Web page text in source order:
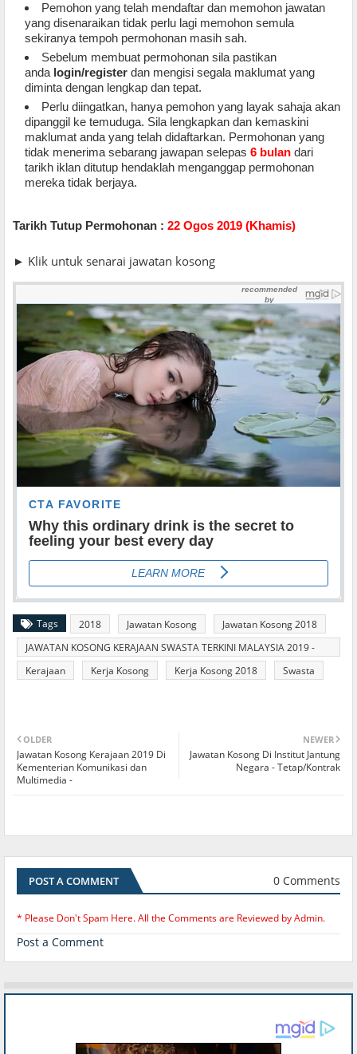
Pemohon yang telah mendaftar dan memohon jawatan
yang disenaraikan tidak perlu lagi memohon semula
sekiranya tempoh permohonan masih sah.
Sebelum membuat permohonan sila pastikan
anda login/register dan mengisi segala maklumat yang
diminta dengan lengkap dan tepat.
Perlu diingatkan, hanya pemohon yang layak sahaja akan
dipanggil ke temuduga. Sila lengkapkan dan kemaskini
maklumat anda yang telah didaftarkan. Permohonan yang
tidak menerima sebarang jawapan selepas 6 bulan dari
tarikh iklan ditutup hendaklah menganggap permohonan
mereka tidak berjaya.
Tarikh Tutup Permohonan : 22 Ogos 2019 (Khamis)
► Klik untuk senarai jawatan kosong
Tags 2018 Jawatan Kosong
Jawatan Kosong 2018
JAWATAN KOSONG KERAJAAN SWASTA TERKINI MALAYSIA 2019 -
2020
Kerajaan Kerja Kosong Kerja Kosong 2018 Swasta
NEWER
Jawatan Kosong Di Institut Jantung
Negara - Tetap/Kontrak
OLDER
Jawatan Kosong Kerajaan 2019 Di
Kementerian Komunikasi dan
Multimedia -
POST A COMMENT 0 Comments
* Please Don't Spam Here. All the Comments are Reviewed by Admin.
Post a Comment